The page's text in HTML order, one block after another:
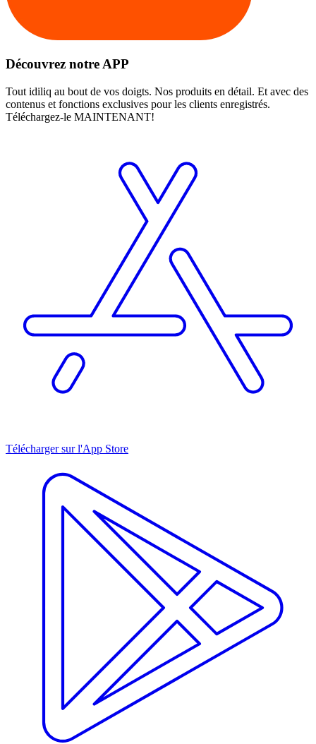
Découvrez notre APP
Tout idiliq au bout de vos doigts. Nos produits en détail. Et avec des
contenus et fonctions exclusives pour les clients enregistrés.
Téléchargez-le MAINTENANT!
Télécharger sur l'App Store